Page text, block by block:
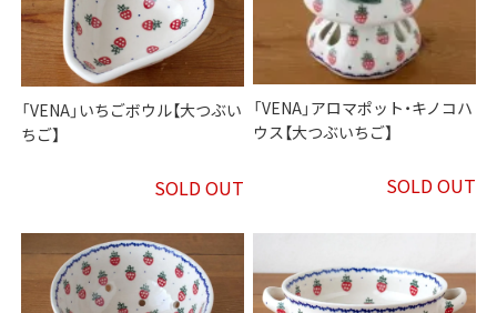
「VENA」いちごボウル【大つぶい
ちご】
SOLD OUT
「VENA」アロマポット・キノコハ
ウス【大つぶいちご】
SOLD OUT